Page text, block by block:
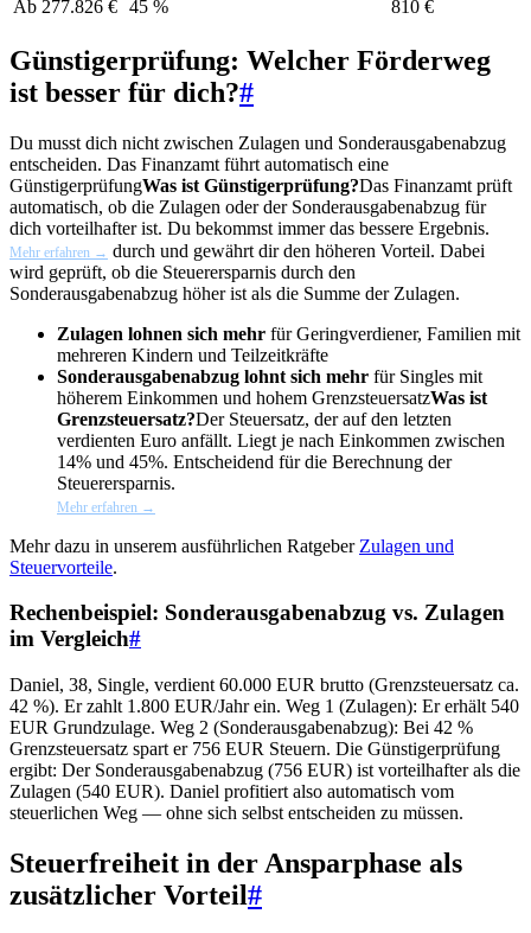
Ab 277.826 € 45 % 810 €
Günstigerprüfung: Welcher Förderweg
ist besser für dich?#
Du musst dich nicht zwischen Zulagen und Sonderausgabenabzug
entscheiden. Das Finanzamt führt automatisch eine
GünstigerprüfungWas ist Günstigerprüfung?Das Finanzamt prüft
automatisch, ob die Zulagen oder der Sonderausgabenabzug für
dich vorteilhafter ist. Du bekommst immer das bessere Ergebnis.
Mehr erfahren → durch und gewährt dir den höheren Vorteil. Dabei
wird geprüft, ob die Steuerersparnis durch den
Sonderausgabenabzug höher ist als die Summe der Zulagen.
Zulagen lohnen sich mehr für Geringverdiener, Familien mit
mehreren Kindern und Teilzeitkräfte
Sonderausgabenabzug lohnt sich mehr für Singles mit
höherem Einkommen und hohem GrenzsteuersatzWas ist
Grenzsteuersatz?Der Steuersatz, der auf den letzten
verdienten Euro anfällt. Liegt je nach Einkommen zwischen
14% und 45%. Entscheidend für die Berechnung der
Steuerersparnis.
Mehr erfahren →
Mehr dazu in unserem ausführlichen Ratgeber Zulagen und
Steuervorteile.
Rechenbeispiel: Sonderausgabenabzug vs. Zulagen
im Vergleich#
Daniel, 38, Single, verdient 60.000 EUR brutto (Grenzsteuersatz ca.
42 %). Er zahlt 1.800 EUR/Jahr ein. Weg 1 (Zulagen): Er erhält 540
EUR Grundzulage. Weg 2 (Sonderausgabenabzug): Bei 42 %
Grenzsteuersatz spart er 756 EUR Steuern. Die Günstigerprüfung
ergibt: Der Sonderausgabenabzug (756 EUR) ist vorteilhafter als die
Zulagen (540 EUR). Daniel profitiert also automatisch vom
steuerlichen Weg — ohne sich selbst entscheiden zu müssen.
Steuerfreiheit in der Ansparphase als
zusätzlicher Vorteil#